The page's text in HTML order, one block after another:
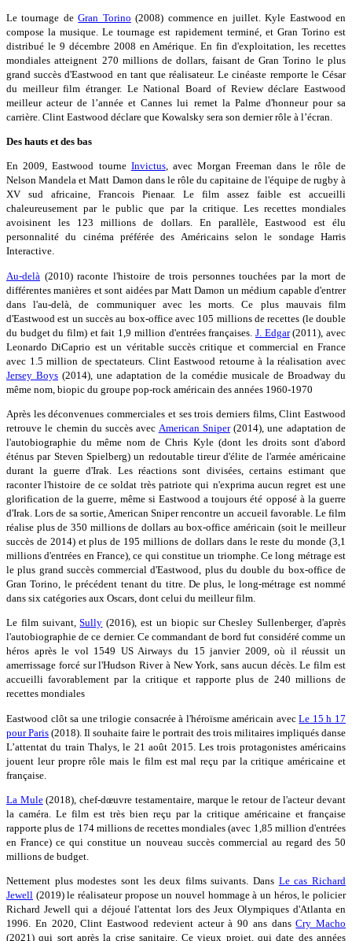
Le tournage deGran Torino (2008) commence en juillet. Kyle Eastwood en
compose la musique. Le tournage est rapidement terminé, et Gran Torino est
distribué le 9 décembre 2008 en Amérique. En fin d'exploitation, les recettes
mondiales atteignent 270 millions de dollars, faisant de Gran Torino le plus
grand succès d'Eastwood en tant que réalisateur. Le cinéaste remporte le César
du meilleur film étranger. Le National Board of Review déclare Eastwood
meilleur acteur de l’année et Cannes lui remet la Palme d'honneur pour sa
carrière. Clint Eastwood déclare que Kowalsky sera son dernier rôle à l’écran.
Des hauts et des bas
En 2009, Eastwood tourne Invictus, avec Morgan Freeman dans le rôle de
Nelson Mandela et Matt Damon dans le rôle du capitaine de l'équipe de rugby à
XV sud africaine, Francois Pienaar. Le film assez faible est accueilli
chaleureusement par le public que par la critique. Les recettes mondiales
avoisinent les 123 millions de dollars. En parallèle, Eastwood est élu
personnalité du cinéma préférée des Américains selon le sondage Harris
Interactive.
Au-delà (2010) raconte l'histoire de trois personnes touchées par la mort de
différentes manières et sont aidées par Matt Damon un médium capable d'entrer
dans l'au-delà, de communiquer avec les morts. Ce plus mauvais film
d'Eastwood est un succès au box-office avec 105 millions de recettes (le double
du budget du film) et fait 1,9 million d'entrées françaises. J. Edgar(2011), avec
Leonardo DiCaprio est un véritable succès critique et commercial en France
avec 1.5 million de spectateurs. Clint Eastwood retourne à la réalisation avec
Jersey Boys (2014), une adaptation de la comédie musicale de Broadway du
même nom, biopic du groupe pop-rock américain des années 1960-1970
Après les déconvenues commerciales et ses trois derniers films, Clint Eastwood
retrouve le chemin du succès avec American Sniper(2014), une adaptation de
l'autobiographie du même nom de Chris Kyle (dont les droits sont d'abord
éténus par Steven Spielberg) un redoutable tireur d'élite de l'armée américaine
durant la guerre d'Irak. Les réactions sont divisées, certains estimant que
raconter l'histoire de ce soldat très patriote qui n'exprima aucun regret est une
glorification de la guerre, même si Eastwood a toujours été opposé à la guerre
d'Irak. Lors de sa sortie, American Sniper rencontre un accueil favorable. Le film
réalise plus de 350 millions de dollars au box-office américain (soit le meilleur
succès de 2014) et plus de 195 millions de dollars dans le reste du monde (3,1
millions d'entrées en France), ce qui constitue un triomphe. Ce long métrage est
le plus grand succès commercial d'Eastwood, plus du double du box-office de
Gran Torino, le précédent tenant du titre. De plus, le long-métrage est nommé
dans six catégories aux Oscars, dont celui du meilleur film.
Le film suivant,Sully (2016), est un biopic sur Chesley Sullenberger, d'après
l'autobiographie de ce dernier. Ce commandant de bord fut considéré comme un
héros après le vol 1549 US Airways du 15 janvier 2009, où il réussit un
amerrissage forcé sur l'Hudson River à New York, sans aucun décès. Le film est
accueilli favorablement par la critique et rapporte plus de 240 millions de
recettes mondiales
Eastwood clôt sa une trilogie consacrée à l'héroïsme américain avecLe 15 h 17
pour Paris (2018). Il souhaite faire le portrait des trois militaires impliqués danse
L’attentat du train Thalys, le 21 août 2015. Les trois protagonistes américains
jouent leur propre rôle mais le film est mal reçu par la critique américaine et
française.
La Mule(2018), chef-dœuvre testamentaire, marque le retour de l'acteur devant
la caméra. Le film est très bien reçu par la critique américaine et française
rapporte plus de 174 millions de recettes mondiales (avec 1,85 million d'entrées
en France) ce qui constitue un nouveau succès commercial au regard des 50
millions de budget.
Nettement plus modestes sont les deux films suivants. Dans Le cas Richard
Jewell (2019) le réalisateur propose un nouvel hommage à un héros, le policier
Richard Jewell qui a déjoué l'attentat lors des Jeux Olympiques d'Atlanta en
1996. En 2020, Clint Eastwood redevient acteur à 90 ans dansCry Macho
(2021) qui sort après la crise sanitaire. Ce vieux projet, qui date des années